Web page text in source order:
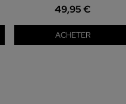
49,95 €
ACHETER